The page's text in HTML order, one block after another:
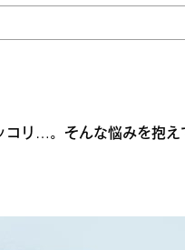
リ…。そんな悩みを抱え